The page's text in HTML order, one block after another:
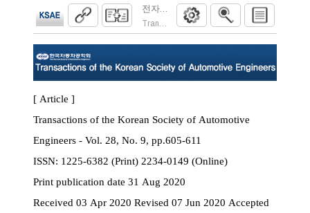
전자식 사륜 구동 차량의 코너링 성능 향
Transactions of the Korean Society of
[ Article ]
Transactions of the Korean Society of Automotive
Engineers - Vol. 28, No. 9, pp.605-611
ISSN:
1225-6382 (Print) 2234-0149 (Online)
Print publication date 31 Aug 2020
Received 03 Apr 2020 Revised 07 Jun 2020 Accepted